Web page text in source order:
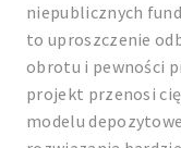
niepublicznych
to uproszczenie
obrotu i pewności
projekt przenosi
modelu